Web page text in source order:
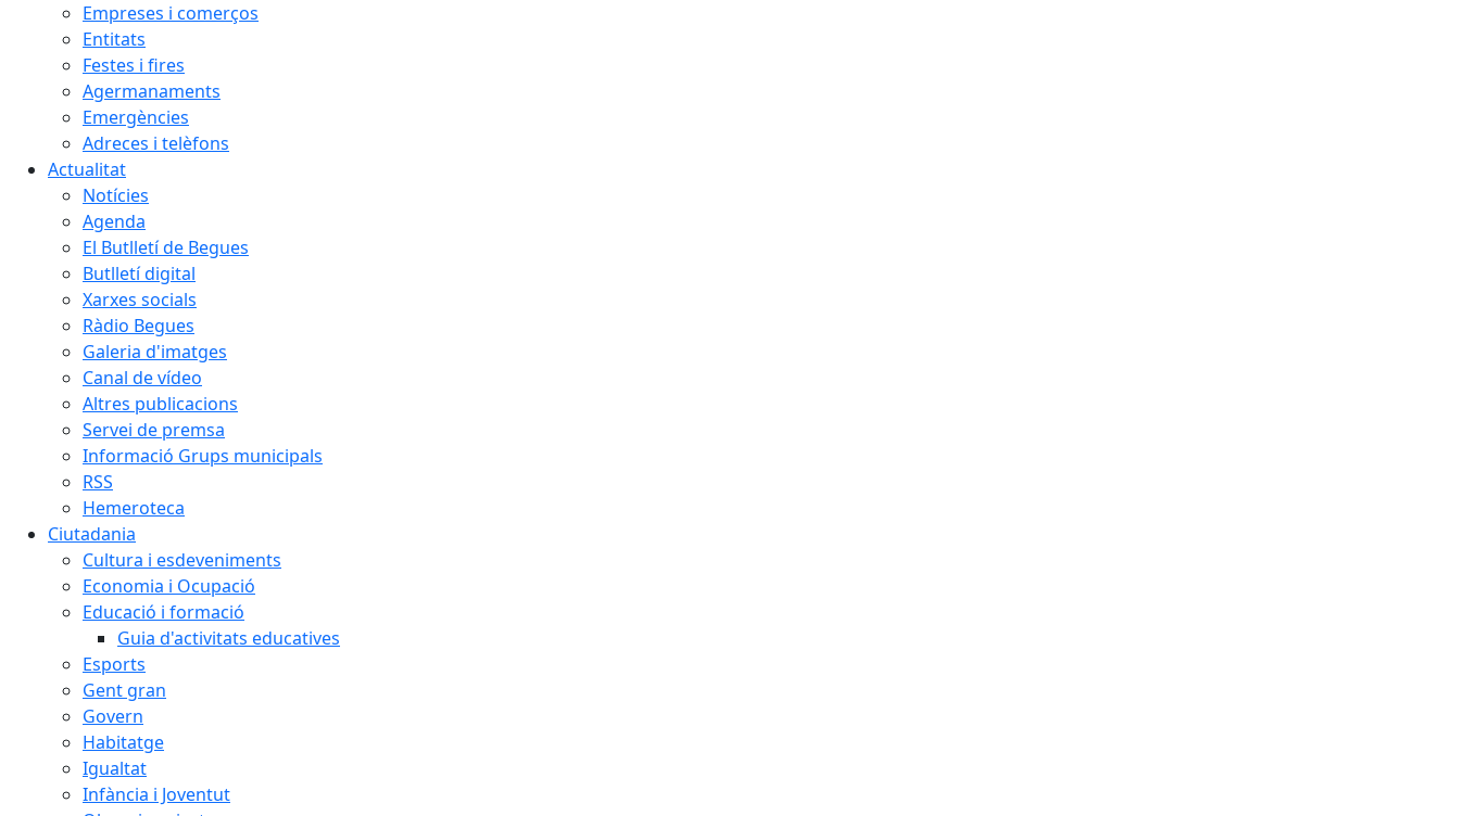
Empreses i comerços
Entitats
Festes i fires
Agermanaments
Emergències
Adreces i telèfons
Actualitat
Notícies
Agenda
El Butlletí de Begues
Butlletí digital
Xarxes socials
Ràdio Begues
Galeria d'imatges
Canal de vídeo
Altres publicacions
Servei de premsa
Informació Grups municipals
RSS
Hemeroteca
Ciutadania
Cultura i esdeveniments
Economia i Ocupació
Educació i formació
Guia d'activitats educatives
Esports
Gent gran
Govern
Habitatge
Igualtat
Infància i Joventut